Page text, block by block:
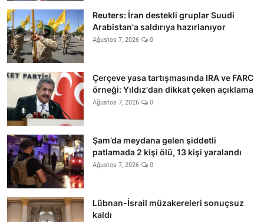
Reuters: İran destekli gruplar Suudi
Arabistan'a saldırıya hazırlanıyor
Ağustos 7, 2026 0
Çerçeve yasa tartışmasında IRA ve FARC
örneği: Yıldız'dan dikkat çeken açıklama
Ağustos 7, 2026 0
Şam’da meydana gelen şiddetli
patlamada 2 kişi ölü, 13 kişi yaralandı
Ağustos 7, 2026 0
Lübnan-İsrail müzakereleri sonuçsuz
kaldı